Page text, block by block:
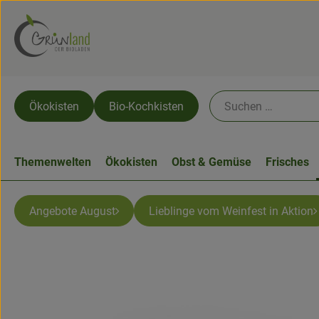
Ökokisten Bio-Kochkisten
Themenwelten Ökokisten Obst & Gemüse Frisches
Angebote August Lieblinge vom Weinfest in Aktion